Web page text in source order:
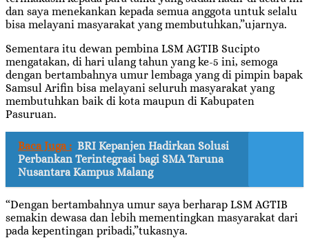
dan saya menekankan kepada semua anggota untuk selalu
bisa melayani masyarakat yang membutuhkan,”ujarnya.
Sementara itu dewan pembina LSM AGTIB Sucipto
mengatakan, di hari ulang tahun yang ke-5 ini, semoga
dengan bertambahnya umur lembaga yang di pimpin bapak
Samsul Arifin bisa melayani seluruh masyarakat yang
membutuhkan baik di kota maupun di Kabupaten
Pasuruan.
Baca Juga : BRI Kepanjen Hadirkan Solusi
Perbankan Terintegrasi bagi SMA Taruna
Nusantara Kampus Malang
“Dengan bertambahnya umur saya berharap LSM AGTIB
semakin dewasa dan lebih mementingkan masyarakat dari
pada kepentingan pribadi,”tukasnya.